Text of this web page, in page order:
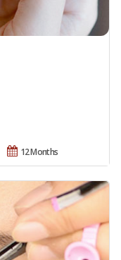
12 Months